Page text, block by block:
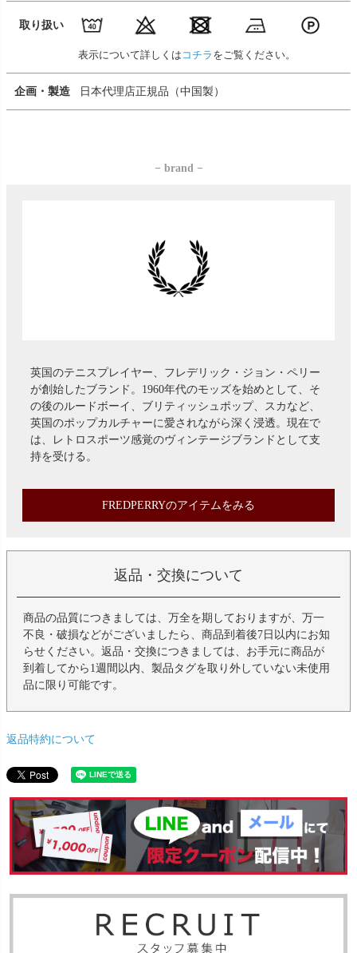
取り扱い
表示について詳しくは コチラ をご覧ください。
企画・製造 日本代理店正規品（中国製）
− brand −
英国のテニスプレイヤー、フレデリック・ジョン・ペリー
が創始したブランド。1960年代のモッズを始めとして、そ
の後のルードボーイ、ブリティッシュポップ、スカなど、
英国のポップカルチャーに愛されながら深く浸透。現在で
は、レトロスポーツ感覚のヴィンテージブランドとして支
持を受ける。
FREDPERRYのアイテムをみる
返品・交換について
商品の品質につきましては、万全を期しておりますが、万一
不良・破損などがございましたら、商品到着後7日以内にお知
らせください。返品・交換につきましては、お手元に商品が
到着してから1週間以内、製品タグを取り外していない未使用
品に限り可能です。
返品特約について